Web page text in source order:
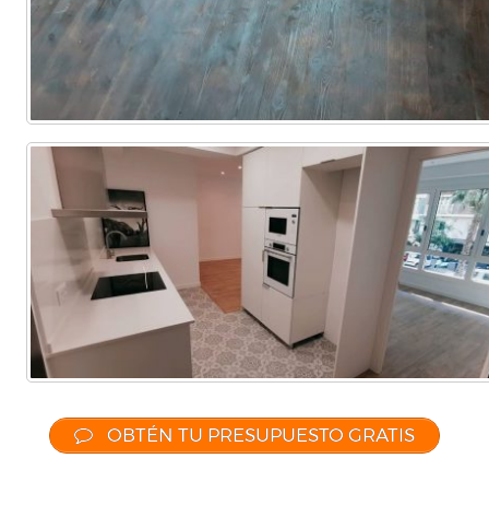
OBTÉN TU PRESUPUESTO GRATIS